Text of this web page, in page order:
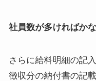
社員数が多ければか
さらに給料明細の記
徴収分の納付書の記